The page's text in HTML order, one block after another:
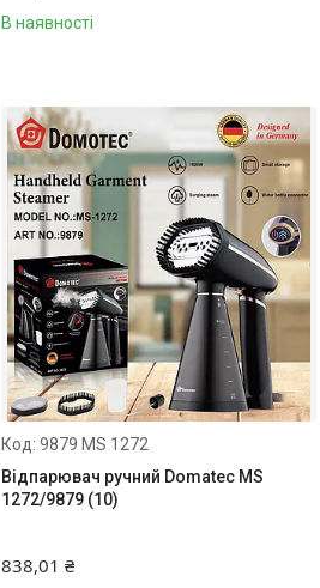
В наявності
9879 MS 1272
Відпарювач ручний Domatec MS
1272/9879 (10)
838,01 ₴